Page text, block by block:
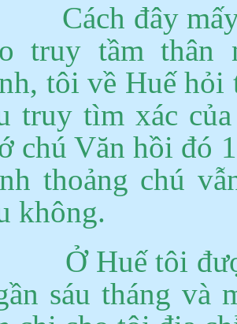
Cách đây
truy tầm thân
tôi về Huế
truy tìm xác
chú Văn hồi đó
thoảng chú
không.
Ở Huế tôi
sáu tháng